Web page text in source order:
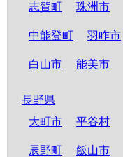
志賀町 珠洲市
中能登町 羽咋市
白山市 能美市
長野県
大町市
平谷村
辰野町 飯山市